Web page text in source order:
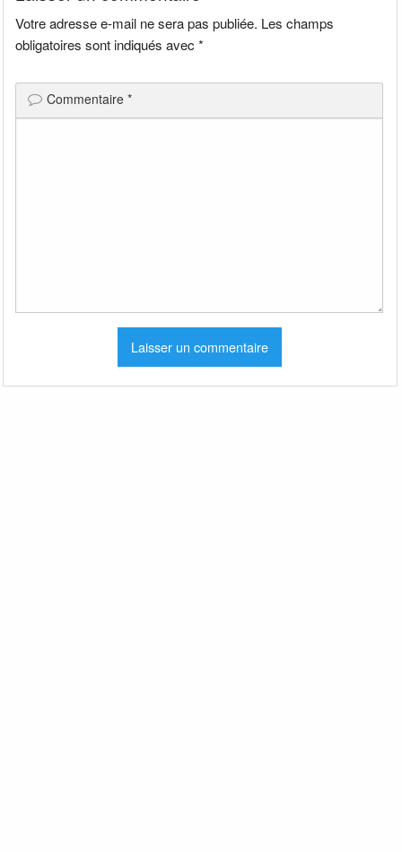
Votre adresse e-mail ne sera pas publiée. Les champs
obligatoires sont indiqués avec*
Commentaire*